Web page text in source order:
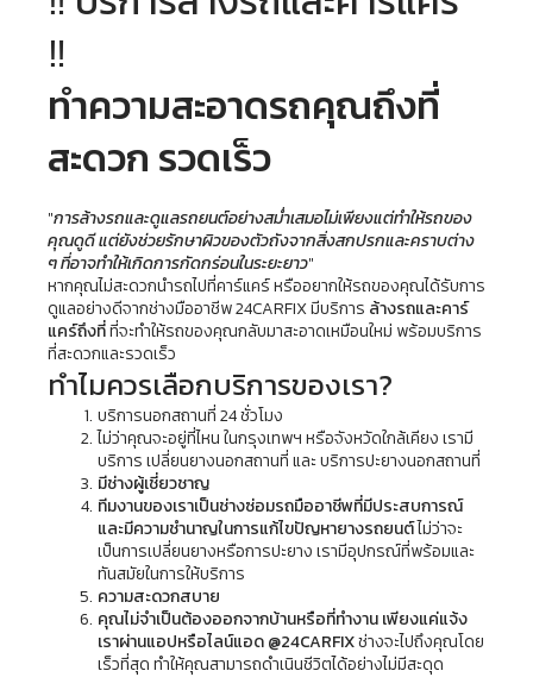
‼️
ทำความสะอาดรถคุณถึงที่
สะดวก รวดเร็ว
"การล้างรถและดูแลรถยนต์อย่างสม่ำเสมอไม่เพียงแต่ทำให้รถของ
คุณดูดี แต่ยังช่วยรักษาผิวของตัวถังจากสิ่งสกปรกและคราบต่าง
ๆ ที่อาจทำให้เกิดการกัดกร่อนในระยะยาว"
หากคุณไม่สะดวกนำรถไปที่คาร์แคร์ หรืออยากให้รถของคุณได้รับการ
ดูแลอย่างดีจากช่างมืออาชีพ 24CARFIX มีบริการ ล้างรถและคาร์
แคร์ถึงที่ ที่จะทำให้รถของคุณกลับมาสะอาดเหมือนใหม่ พร้อมบริการ
ที่สะดวกและรวดเร็ว
ทำไมควรเลือกบริการของเรา?
บริการนอกสถานที่ 24 ชั่วโมง
ไม่ว่าคุณจะอยู่ที่ไหน ในกรุงเทพฯ หรือจังหวัดใกล้เคียง เรามี
บริการ เปลี่ยนยางนอกสถานที่ และ บริการปะยางนอกสถานที่
มีช่างผู้เชี่ยวชาญ
ทีมงานของเราเป็นช่างซ่อมรถมืออาชีพที่มีประสบการณ์
และมีความชำนาญในการแก้ไขปัญหายางรถยนต์ ไม่ว่าจะ
เป็นการเปลี่ยนยางหรือการปะยาง เรามีอุปกรณ์ที่พร้อมและ
ทันสมัยในการให้บริการ
ความสะดวกสบาย
คุณไม่จำเป็นต้องออกจากบ้านหรือที่ทำงาน เพียงแค่แจ้ง
เราผ่านแอปหรือไลน์แอด @24CARFIX ช่างจะไปถึงคุณโดย
เร็วที่สุด ทำให้คุณสามารถดำเนินชีวิตได้อย่างไม่มีสะดุด